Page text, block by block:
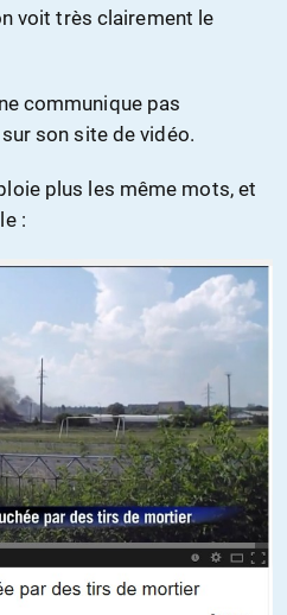
voit très clairement le
communique pas
son site de vidéo.
plus les même mots, et
: